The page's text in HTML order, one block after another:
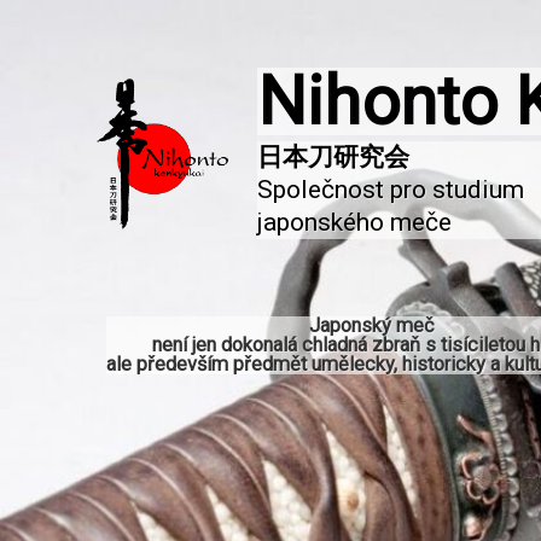
Nihonto
Společnost pro studium
japonského meče
Japonský meč
není jen dokonalá chladná zbraň s tisíciletou
ale především předmět umělecky, historicky a